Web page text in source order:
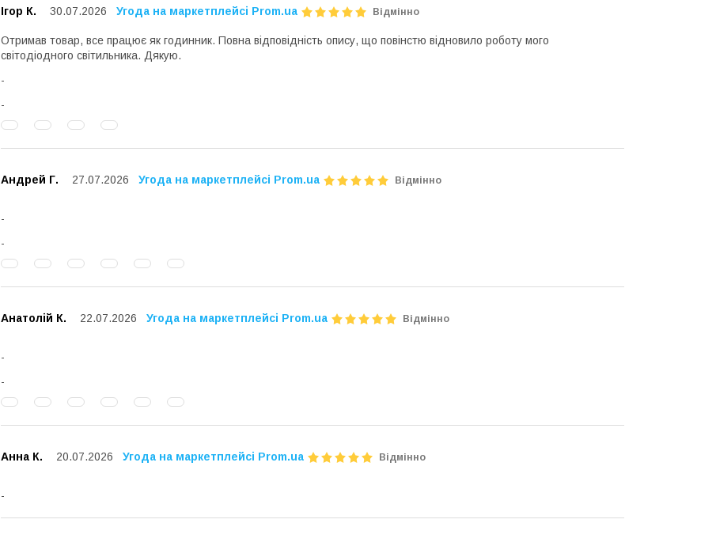
Ігор К. 30.07.2026 Угода на маркетплейсі Prom.ua Відмінно
Отримав товар, все працює як годинник. Повна відповідність опису, що повінстю відновило роботу мого
світодіодного світильника. Дякую.
Андрей Г. 27.07.2026 Угода на маркетплейсі Prom.ua Відмінно
Анатолій К. 22.07.2026 Угода на маркетплейсі Prom.ua Відмінно
Анна К. 20.07.2026 Угода на маркетплейсі Prom.ua Відмінно